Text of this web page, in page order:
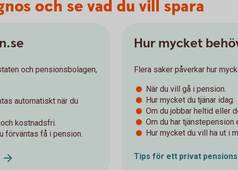
och se vad du vill spara
och pensionsbolagen,
automatiskt när du
kostnadsfri.
förväntas få i pension.
Hur mycket
Flera saker påverkar hur
När du vill gå i pension.
Hur mycket du tjänar idag.
Om du jobbar heltid eller
Om du har tjänstepension
Hur mycket du vill ha ut i
Tips för ett privat